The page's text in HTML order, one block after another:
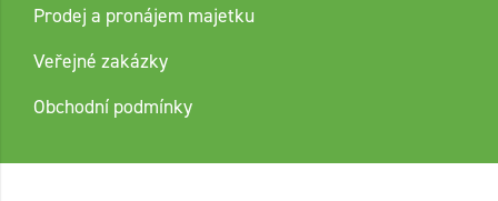
Prodej a pronájem majetku
Veřejné zakázky
Obchodní podmínky